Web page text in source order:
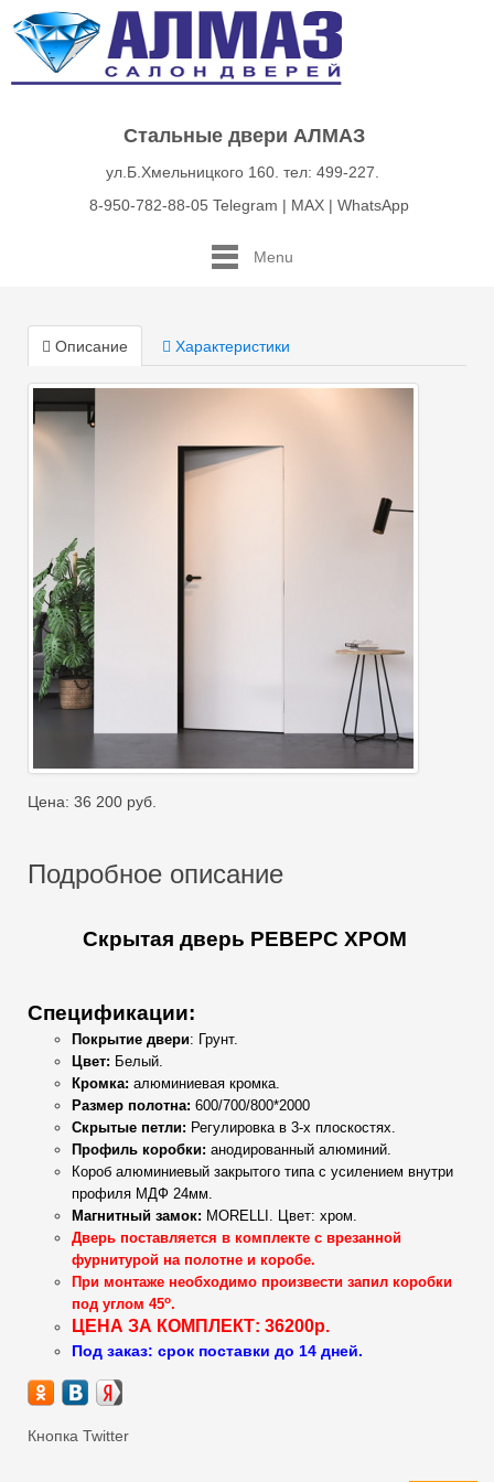
Стальные двери АЛМАЗ
ул.Б.Хмельницкого 160. тел: 499-227.
8-950-782-88-05 Telegram | MAX | WhatsApp
Menu
Описание Характеристики
Цена: 36 200 руб.
Подробное описание
Скрытая дверь РЕВЕРС ХРОМ
Спецификации:
Покрытие двери: Грунт.
Цвет: Белый.
Кромка: алюминиевая кромка.
Размер полотна: 600/700/800*2000
Скрытые петли: Регулировка в 3-х плоскостях.
Профиль коробки: анодированный алюминий.
Короб алюминиевый закрытого типа с усилением внутри
профиля МДФ 24мм.
Магнитный замок: MORELLI . Цвет: хром.
Дверь поставляется в комплекте с врезанной
фурнитурой на полотне и коробе.
При монтаже необходимо произвести запил коробки
под углом 45о.
ЦЕНА ЗА КОМПЛЕКТ: 36200р.
Под заказ: срок поставки до 14 дней.
Кнопка Twitter